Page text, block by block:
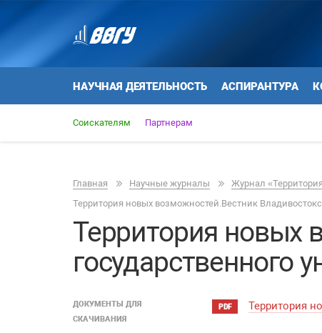
НАУЧНАЯ ДЕЯТЕЛЬНОСТЬ АСПИРАНТУРА
Соискателям Партнерам
Главная Научные журналы Журнал
Территория новых возможностей.Вестник
Территория новых
государственного
ДОКУМЕНТЫ ДЛЯ
СКАЧИВАНИЯ
PDF Территория